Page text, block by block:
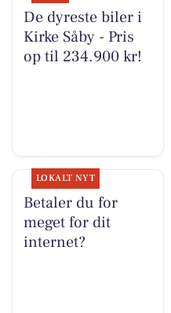
De dyreste biler i
Kirke Såby - Pris
op til 234.900 kr!
LOKALT NYT
Betaler du for
meget for dit
internet?